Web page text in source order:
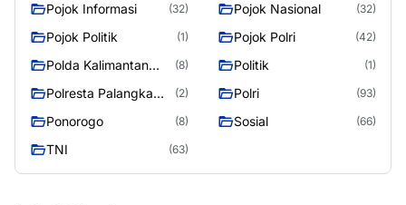
Pojok Informasi (32) Pojok Nasional (32)
Pojok Politik (1) Pojok Polri (42)
Polda Kalimantan
(8) Politik (1)
Polresta Palangka
(2) Polri (93)
Ponorogo (8) Sosial (66)
TNI (63)